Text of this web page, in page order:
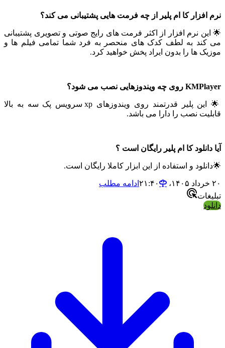
نرم افزار کا ام پلیر از چه فرمت هایی پشتیبانی می کند؟
🌟 این نرم افزار از اکثر فرمت های رایج صوتی و تصویری پشتیبانی
می کند به لطف کدک های منحصر به فرد شما تمامی فیلم ها و
موزیک ها را بدون ایراد پخش خواهید کرد.
KMPlayer روی چه ویندوزهایی نصب می شود؟
🌟 این پلیر قدرتمند روی ویندوزهای xp سرویس پک سه به بالا
قابلیت نصب را دارا می باشد.
آیا دانلود کا ام پلیر رایگان است ؟
🌟دانلود و استفاده از این ابزار کاملا رایگان است.
۲۰ خرداد ۱۴۰۵،‏ ۲۱:۴۰
ادامه مطلب
تبلیغات
دانلود